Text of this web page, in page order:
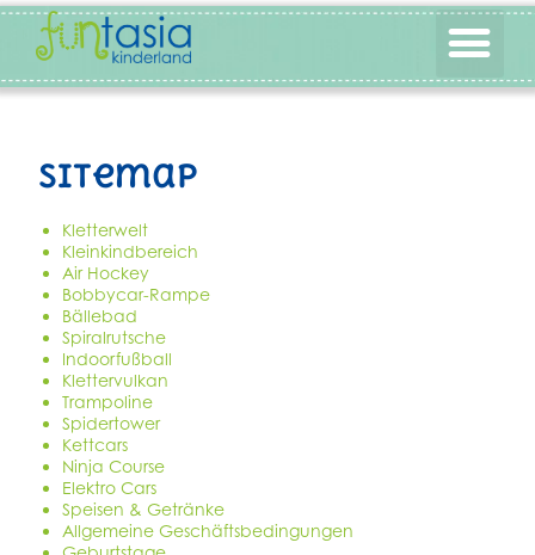
sitemap
Kletterwelt
Kleinkindbereich
Air Hockey
Bobbycar-Rampe
Bällebad
Spiralrutsche
Indoorfußball
Klettervulkan
Trampoline
Spidertower
Kettcars
Ninja Course
Elektro Cars
Speisen & Getränke
Allgemeine Geschäftsbedingungen